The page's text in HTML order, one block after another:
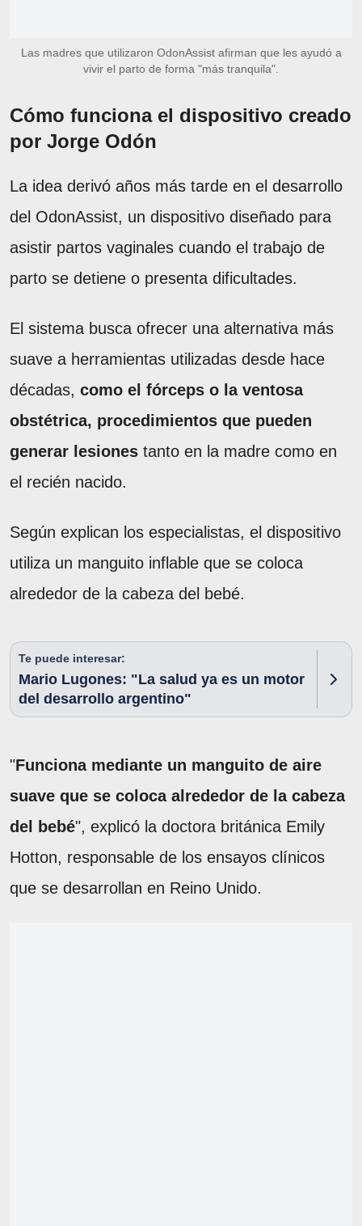
Las madres que utilizaron OdonAssist afirman que les ayudó a
vivir el parto de forma "más tranquila".
Cómo funciona el dispositivo creado
por Jorge Odón
La idea derivó años más tarde en el desarrollo
del OdonAssist, un dispositivo diseñado para
asistir partos vaginales cuando el trabajo de
parto se detiene o presenta dificultades.
El sistema busca ofrecer una alternativa más
suave a herramientas utilizadas desde hace
décadas, como el fórceps o la ventosa
obstétrica, procedimientos que pueden
generar lesiones tanto en la madre como en
el recién nacido.
Según explican los especialistas, el dispositivo
utiliza un manguito inflable que se coloca
alrededor de la cabeza del bebé.
Te puede interesar:
Mario Lugones: "La salud ya es un motor
del desarrollo argentino"
"Funciona mediante un manguito de aire
suave que se coloca alrededor de la cabeza
del bebé", explicó la doctora británica Emily
Hotton, responsable de los ensayos clínicos
que se desarrollan en Reino Unido.